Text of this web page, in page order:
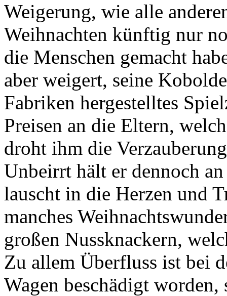
Weigerung, wie alle
Weihnachten künftig nur
die Menschen gemacht
aber weigert, seine
Fabriken hergestelltes
Preisen an die Eltern,
droht ihm die
Unbeirrt hält er dennoch
lauscht in die Herzen und
manches
großen Nussknackern,
Zu allem Überfluss ist bei
Wagen beschädigt worden,